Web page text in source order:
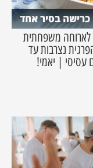
בסיר אחד
לארוחה משפחתית
נצרבות עד
עסיסי | יאמי!